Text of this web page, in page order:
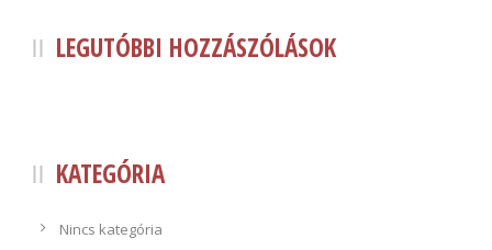
LEGUTÓBBI HOZZÁSZÓLÁSOK
KATEGÓRIA
Nincs kategória